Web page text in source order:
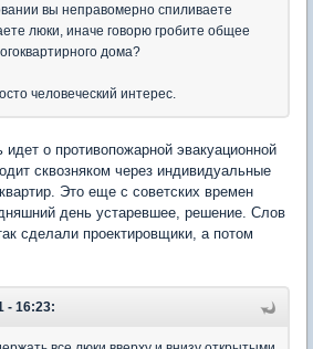
вы неправомерно спиливаете
люки, иначе говорю гробите общее
дома?
человеческий интерес.
о противопожарной эвакуационной
сквозняком через индивидуальные
Это еще с советских времен
день устаревшее, решение. Слов
сделали проектировщики, а потом
- 16:23: